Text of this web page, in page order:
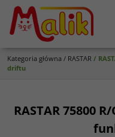
Kategoria główna / RASTAR /
driftu
RASTAR 75800